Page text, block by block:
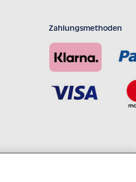
Zahlungsmethoden